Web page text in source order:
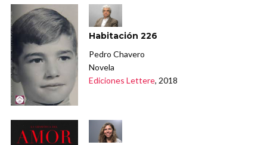
Habitación 226
Pedro Chavero
Novela
Ediciones Lettere, 2018